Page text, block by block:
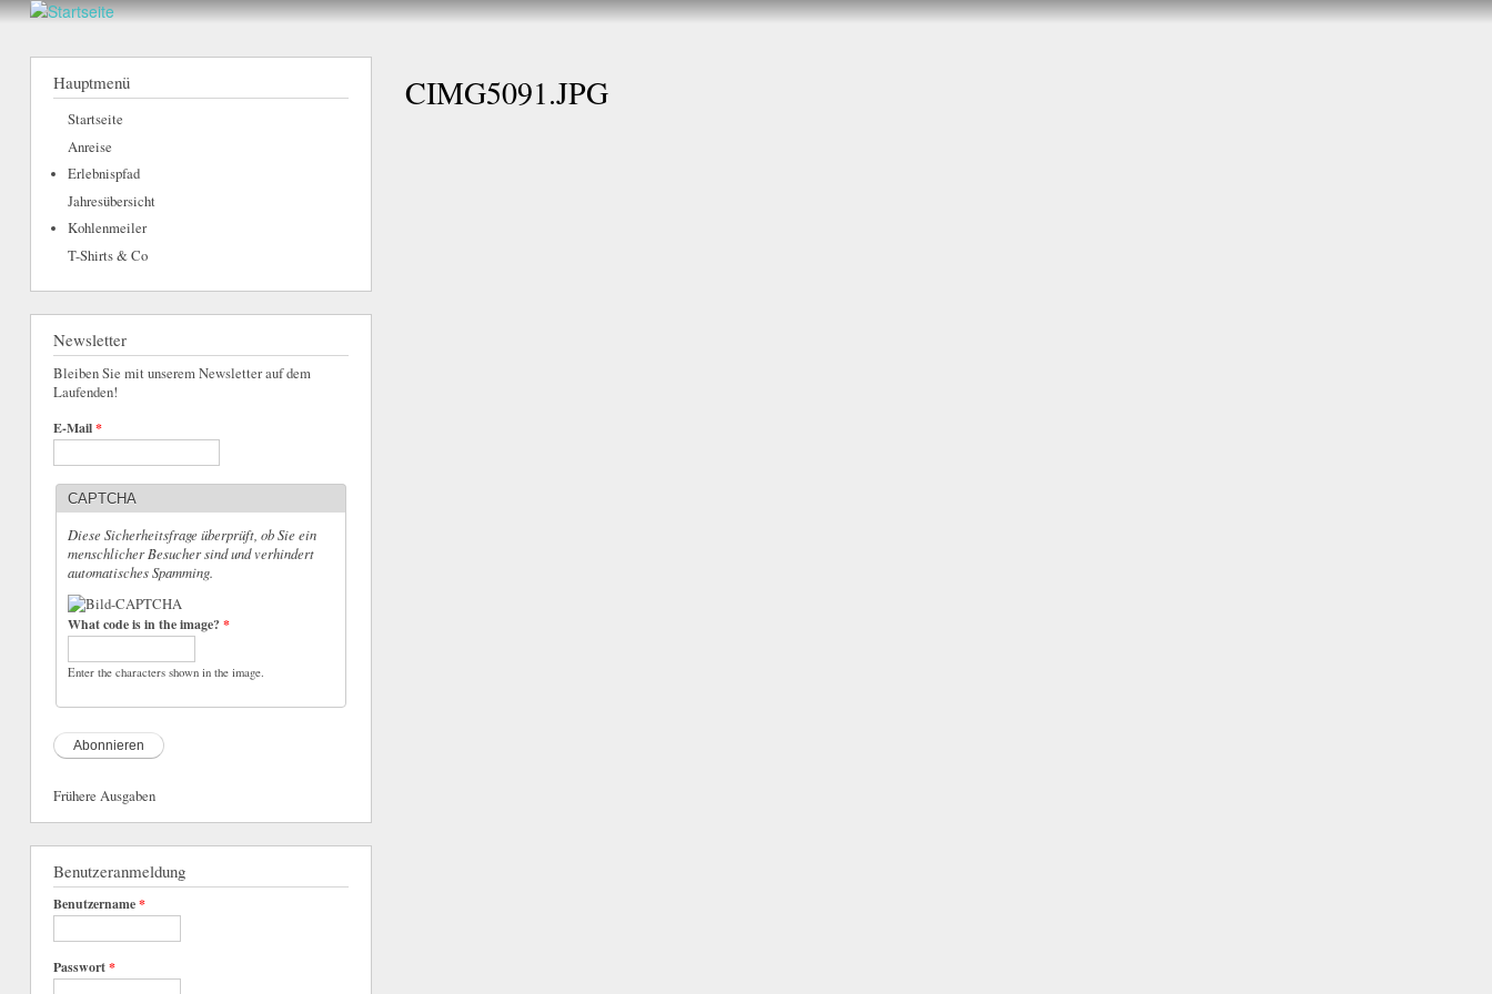
Direkt
Frankenstein
e.V.
hier
CIMG5091.JPG
Hauptmenü
Startseite
Anreise
Erlebnispfad
Jahresübersicht
Kohlenmeiler
T-Shirts & Co
Newsletter
Bleiben Sie mit unserem Newsletter auf dem
Laufenden!
E-Mail*
CAPTCHA
Diese Sicherheitsfrage überprüft, ob Sie ein
menschlicher Besucher sind und verhindert
automatisches Spamming.
What code is in the image?*
Enter the characters shown in the image.
Frühere Ausgaben
Benutzeranmeldung
Benutzername*
Passwort*